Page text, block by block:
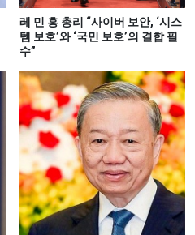
레 민 흥 총리 “사이버 보안, ‘시스
템 보호’와 ‘국민 보호’의 결합 필
수”